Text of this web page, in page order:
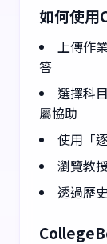
如何使用
上傳作
答
選擇科
屬協助
使用「
瀏覽教
透過歷